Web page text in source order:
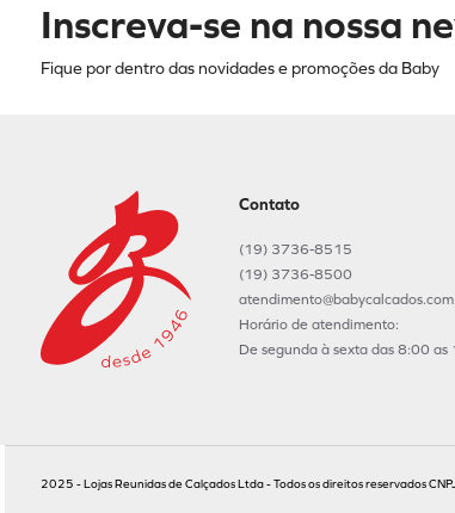
Inscreva-se na nossa
Fique por dentro das novidades e promoções da Baby
Contato
(19) 3736-8515
(19) 3736-8500
Horário de atendimento:
De segunda à sexta das 8:00 as
2025 - Lojas Reunidas de Calçados Ltda - Todos os direitos reservados